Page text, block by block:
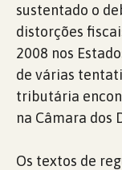
sustentado o
distorções
2008 nos
de várias
tributária
na Câmara dos
Os textos de